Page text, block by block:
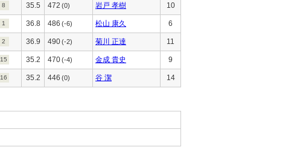
8 35.5 472 (0) 岩戸 孝樹 10
1 36.8 486 (-6) 松山 康久 6
2 36.9 490(-2) 菊川 正達 11
15 35.2 470(-4) 金成 貴史 9
16 35.2 446 (0) 谷 潔 14